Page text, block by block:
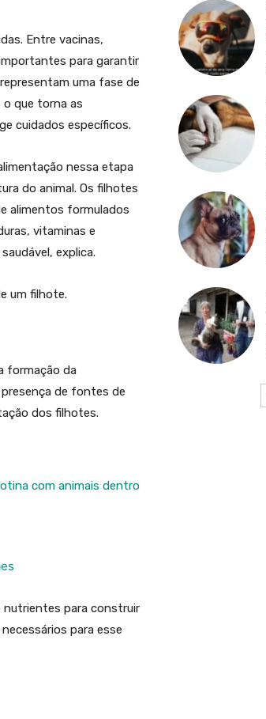
Entre vacinas,
para garantir
uma fase de
que torna as
cuidados específicos.
nessa etapa
do animal. Os filhotes
alimentos formulados
vitaminas e
explica.
um filhote.
formação da
de fontes de
dos filhotes.
com animais dentro
nutrientes para construir
para esse